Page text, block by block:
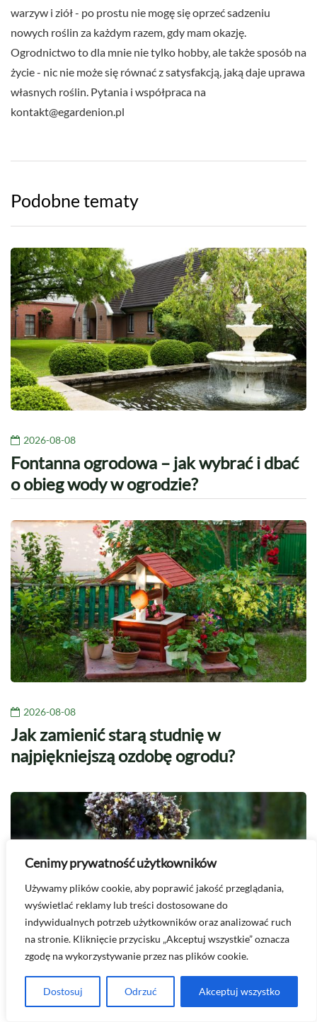
Cenimy prywatność użytkowników
Używamy plików cookie, aby poprawić jakość przeglądania,
wyświetlać reklamy lub treści dostosowane do
indywidualnych potrzeb użytkowników oraz analizować ruch
na stronie. Kliknięcie przycisku „Akceptuj wszystkie” oznacza
zgodę na wykorzystywanie przez nas plików cookie.
Dostosuj Odrzuć Akceptuj wszystko
warzyw i ziół - po prostu nie mogę się oprzeć sadzeniu
nowych roślin za każdym razem, gdy mam okazję.
Ogrodnictwo to dla mnie nie tylko hobby, ale także sposób na
życie - nic nie może się równać z satysfakcją, jaką daje uprawa
własnych roślin. Pytania i współpraca na
kontakt@egardenion.pl
Podobne tematy
2026-08-08
Fontanna ogrodowa – jak wybrać i dbać
o obieg wody w ogrodzie?
2026-08-08
Jak zamienić starą studnię w
najpiękniejszą ozdobę ogrodu?
Rzeźba ogrodowa – dobór dekoracji i